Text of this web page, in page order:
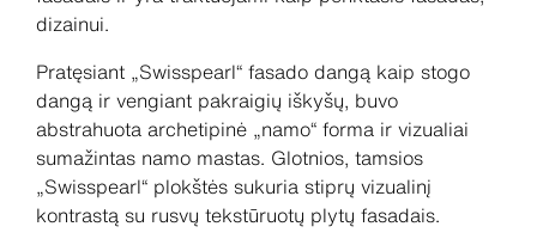
dizainui.
Pratęsiant „Swisspearl“ fasado dangą kaip stogo
dangą ir vengiant pakraigių iškyšų, buvo
abstrahuota archetipinė „namo“ forma ir vizualiai
sumažintas namo mastas. Glotnios, tamsios
„Swisspearl“ plokštės sukuria stiprų vizualinį
kontrastą su rusvų tekstūruotų plytų fasadais.